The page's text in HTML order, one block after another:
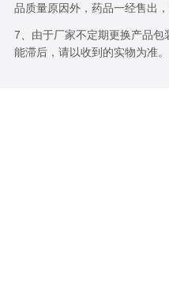
品质量原因外，药品一经售出，
7、由于厂家不定期更换产品
能滞后，请以收到的实物为准。